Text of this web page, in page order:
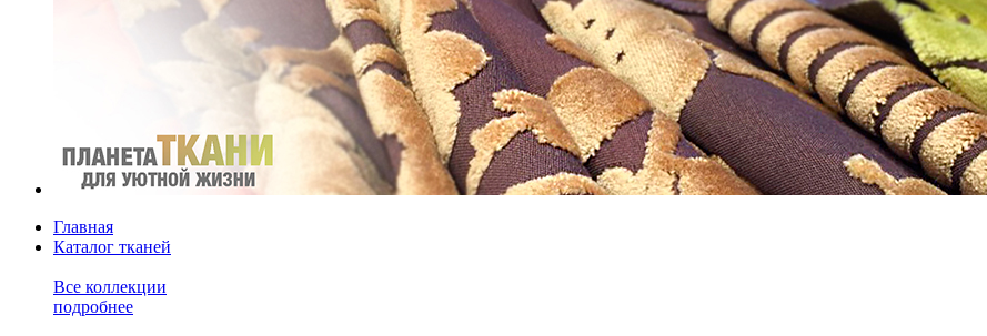
Главная
Каталог тканей
Все коллекции
подробнее